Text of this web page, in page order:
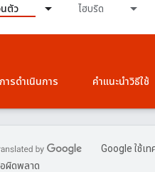
ตัว ไฮบริด
การดำเนินการ คำแนะนำวิธีใช้
Google ใช้เ
ผิดพลาด